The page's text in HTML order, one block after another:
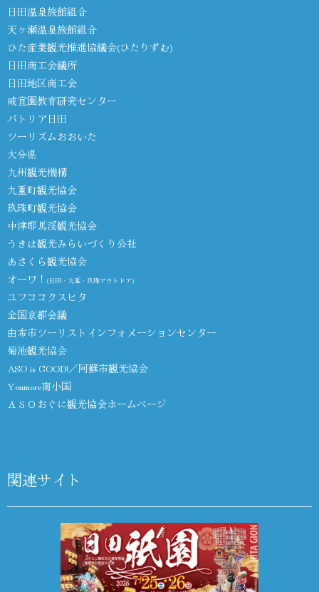
日田温泉旅館組合
天ヶ瀬温泉旅館組合
ひた産業観光推進協議会(ひたりずむ)
日田商工会議所
日田地区商工会
咸宜園教育研究センター
パトリア日田
ツーリズムおおいた
大分県
九州観光機構
九重町観光協会
玖珠町観光協会
中津耶馬渓観光協会
うきは観光みらいづくり公社
あさくら観光協会
オーワ！ (日田・九重・玖珠アウトドア)
ユフココクスヒタ
全国京都会議
由布市ツーリストインフォメーションセンター
菊池観光協会
ASO is GOOD!／阿蘇市観光協会
Youmore南小国
ＡＳＯおぐに観光協会ホームページ
関連サイト